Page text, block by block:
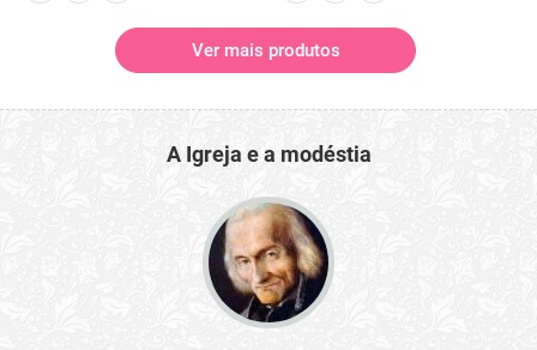
Ver mais produtos
A Igreja e a modéstia